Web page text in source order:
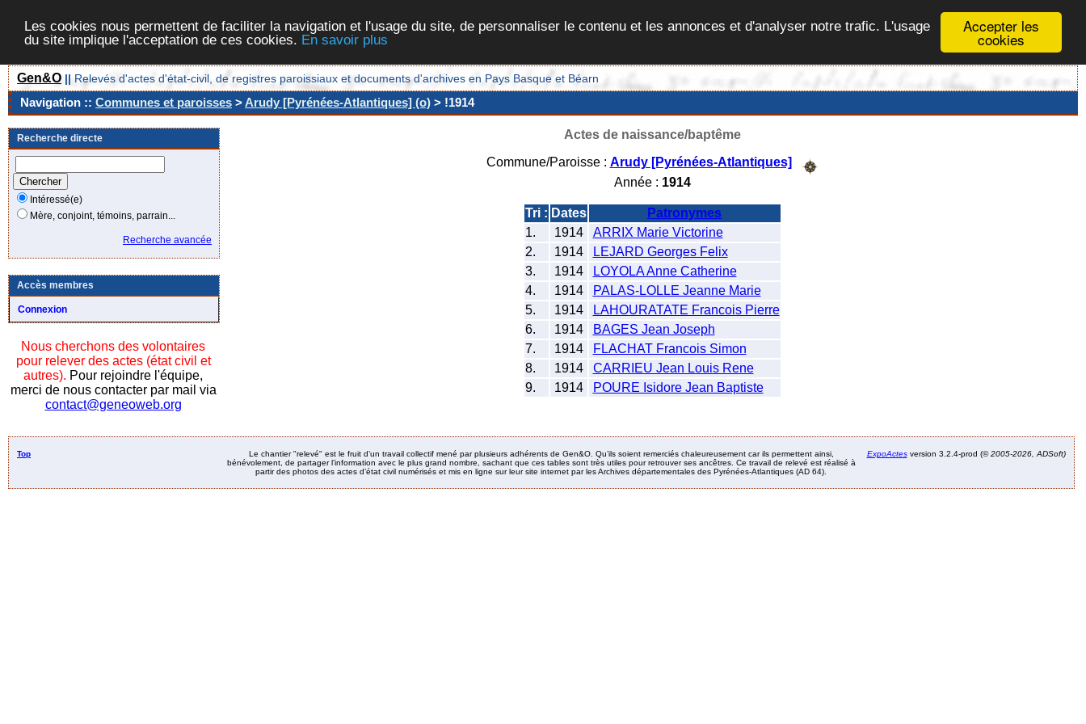
Accepter les
cookies
Les cookies nous permettent de faciliter la navigation et l'usage du site, de personnaliser le contenu et les annonces et d'analyser notre trafic. L'usage
du site implique l'acceptation de ces cookies. En savoir plus
Gen&O || Relevés d'actes d'état-civil, de registres paroissiaux et documents d'archives en Pays Basque et Béarn
Navigation :: Communes et paroisses >Arudy [Pyrénées-Atlantiques] (o) > !1914
Recherche directe
Intéressé(e)
Mère, conjoint, témoins, parrain...
Recherche avancée
Accès membres
Connexion
Nous cherchons des volontaires
pour relever des actes (état civil et
autres). Pour rejoindre l'équipe,
merci de nous contacter par mail via
contact@geneoweb.org
Actes de naissance/baptême
Commune/Paroisse : Arudy [Pyrénées-Atlantiques]
Année : 1914
Tri : Dates
Patronymes
1.
1914
ARRIX Marie Victorine
2.
1914
LEJARD Georges Felix
3.
1914
LOYOLA Anne Catherine
4.
1914
PALAS-LOLLE Jeanne Marie
5.
1914
LAHOURATATE Francois Pierre
6.
1914
BAGES Jean Joseph
7.
1914
FLACHAT Francois Simon
8.
1914
CARRIEU Jean Louis Rene
9.
1914 POURE Isidore Jean Baptiste
Top
Le chantier "relevé" est le fruit d’un travail collectif mené par plusieurs adhérents de Gen&O. Qu’ils soient remerciés chaleureusement car ils permettent ainsi,
bénévolement, de partager l’information avec le plus grand nombre, sachant que ces tables sont très utiles pour retrouver ses ancêtres. Ce travail de relevé est réalisé à
partir des photos des actes d’état civil numérisés et mis en ligne sur leur site internet par les Archives départementales des Pyrénées-Atlantiques (AD 64).
ExpoActesversion 3.2.4-prod (©2005-2026, ADSoft)